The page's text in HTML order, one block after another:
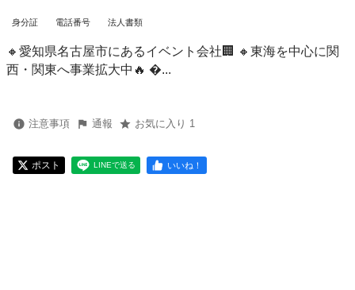
身分証 電話番号 法人書類
🔸愛知県名古屋市にあるイベント会社🏢 🔸東海を中心に関
西・関東へ事業拡大中🔥 ...
注意事項 通報 お気に入り 1
ポスト LINEで送る いいね！